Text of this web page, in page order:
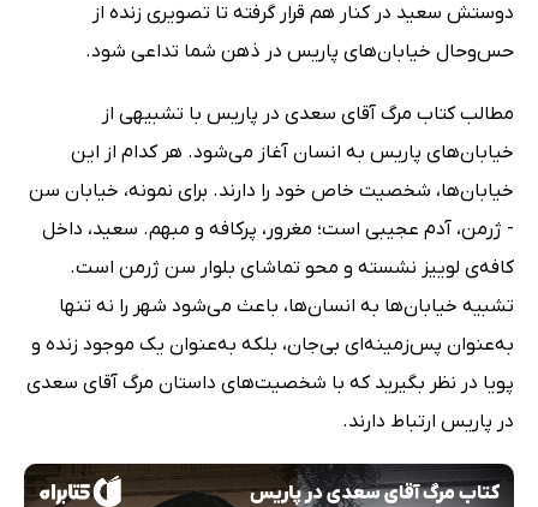
دوستش سعید در کنار هم قرار گرفته تا تصویری زنده از
حس‌و‌حال خیابان‌های پاریس در ذهن شما تداعی شود.
مطالب کتاب مرگ آقای سعدی در پاریس با تشبیهی از
خیابان‌های پاریس به انسان آغاز می‌شود. هر کدام از این
خیابان‌ها، شخصیت خاص خود را دارند. برای نمونه، خیابان سن
- ژرمن، آدم عجیبی است؛ مغرور، پرکافه و مبهم. سعید، داخل
کافه‌ی لوییز نشسته و محو تماشای بلوار سن ژرمن است.
تشبیه خیابان‌ها به انسان‌ها، باعث می‌شود شهر را نه تنها
به‌عنوان پس‌زمینه‌ای بی‌جان، بلکه به‌عنوان یک موجود زنده و
پویا در نظر بگیرید که با شخصیت‌های داستان مرگ آقای سعدی
در پاریس ارتباط دارند.